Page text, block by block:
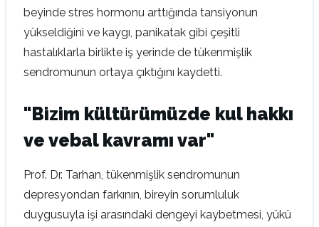
beyinde stres hormonu arttığında tansiyonun
yükseldiğini ve kaygı, panikatak gibi çeşitli
hastalıklarla birlikte iş yerinde de tükenmişlik
sendromunun ortaya çıktığını kaydetti.
"Bizim kültürümüzde kul hakkı
ve vebal kavramı var"
Prof. Dr. Tarhan, tükenmişlik sendromunun
depresyondan farkının, bireyin sorumluluk
duygusuyla işi arasındaki dengeyi kaybetmesi, yükü